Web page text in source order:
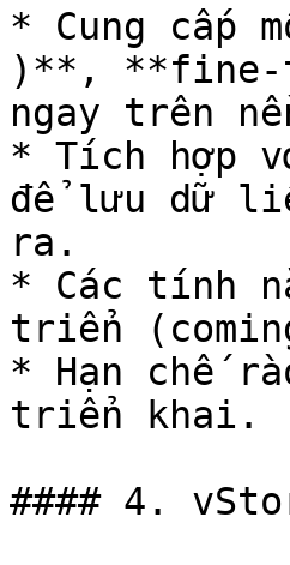
* Cung cấp
)**, **fine-
ngay trên
* Tích hợp
để lưu dữ
ra.
* Các tính
triển
* Hạn chế
triển khai.
#### 4.